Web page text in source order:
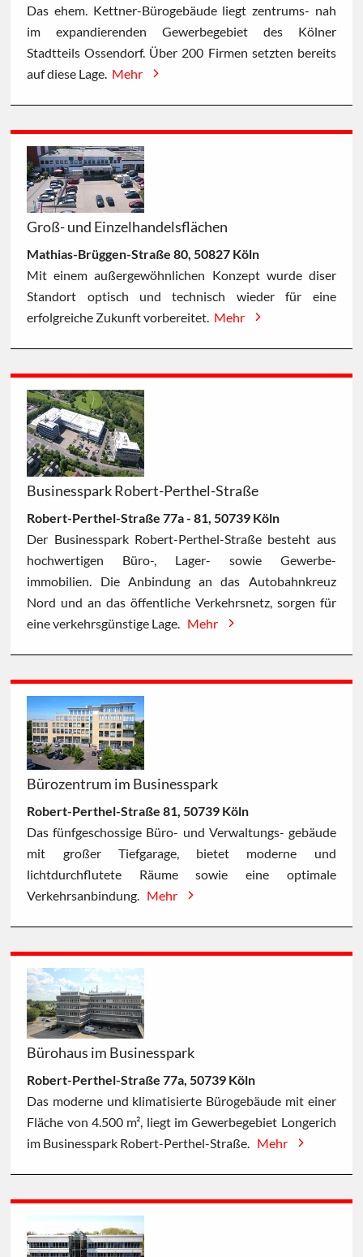
Das ehem. Kettner-Bürogebäude liegt zentrums- nah
im expandierenden Gewerbegebiet des Kölner
Stadtteils Ossendorf. Über 200 Firmen setzten bereits
auf diese Lage. Mehr
Groß- und Einzelhandelsflächen
Mathias-Brüggen-Straße 80, 50827 Köln
Mit einem außergewöhnlichen Konzept wurde diser
Standort optisch und technisch wieder für eine
erfolgreiche Zukunft vorbereitet. Mehr
Businesspark Robert-Perthel-Straße
Robert-Perthel-Straße 77a - 81, 50739 Köln
Der Businesspark Robert-Perthel-Straße besteht aus
hochwertigen Büro-, Lager- sowie Gewerbe-
immobilien. Die Anbindung an das Autobahnkreuz
Nord und an das öffentliche Verkehrsnetz, sorgen für
eine verkehrsgünstige Lage. Mehr
Bürozentrum im Businesspark
Robert-Perthel-Straße 81, 50739 Köln
Das fünfgeschossige Büro- und Verwaltungs- gebäude
mit großer Tiefgarage, bietet moderne und
lichtdurchflutete Räume sowie eine optimale
Verkehrsanbindung. Mehr
Bürohaus im Businesspark
Robert-Perthel-Straße 77a, 50739 Köln
Das moderne und klimatisierte Bürogebäude mit einer
Fläche von 4.500 m², liegt im Gewerbegebiet Longerich
im Businesspark Robert-Perthel-Straße. Mehr